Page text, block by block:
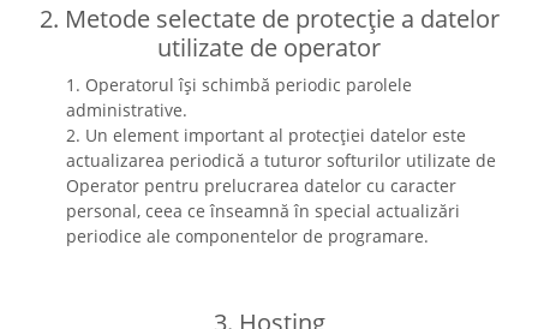
2. Metode selectate de protecție a datelor
utilizate de operator
1. Operatorul își schimbă periodic parolele
administrative.
2. Un element important al protecției datelor este
actualizarea periodică a tuturor softurilor utilizate de
Operator pentru prelucrarea datelor cu caracter
personal, ceea ce înseamnă în special actualizări
periodice ale componentelor de programare.
3. Hosting